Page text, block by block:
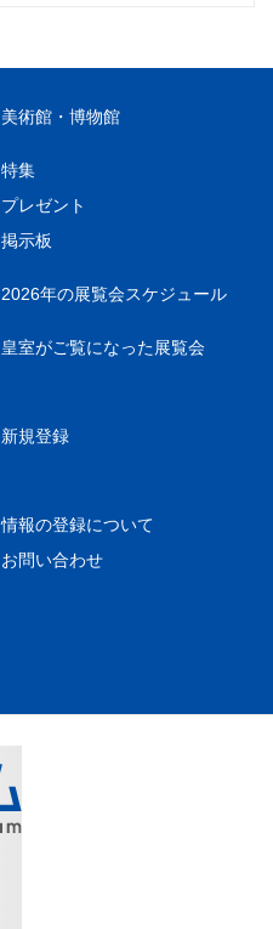
美術館・博物館
特集
プレゼント
掲示板
2026年の展覧会スケジュール
皇室がご覧になった展覧会
新規登録
情報の登録について
お問い合わせ